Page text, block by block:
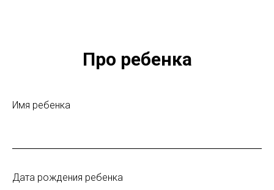
Про ребенка
Имя ребенка
Дата рождения ребенка